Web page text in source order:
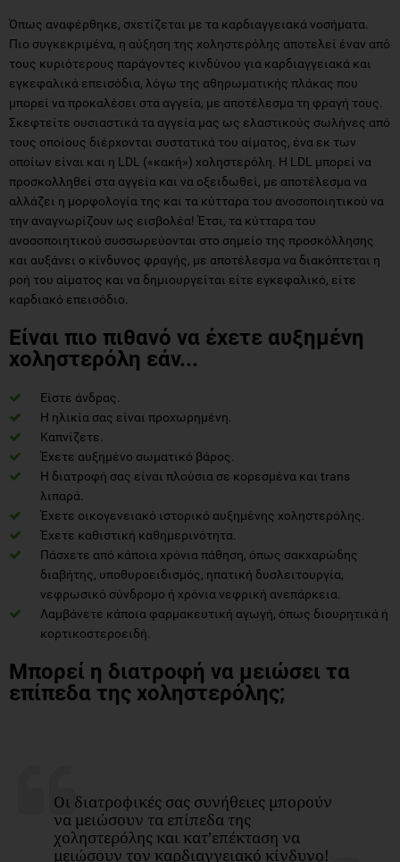
Όπως αναφέρθηκε, σχετίζεται με τα καρδιαγγειακά νοσήματα.
Πιο συγκεκριμένα, η αύξηση της χοληστερόλης αποτελεί έναν από
τους κυριότερους παράγοντες κινδύνου για καρδιαγγειακά και
εγκεφαλικά επεισόδια, λόγω της αθηρωματικής πλάκας που
μπορεί να προκαλέσει στα αγγεία, με αποτέλεσμα τη φραγή τους.
Σκεφτείτε ουσιαστικά τα αγγεία μας ως ελαστικούς σωλήνες από
τους οποίους διέρχονται συστατικά του αίματος, ένα εκ των
οποίων είναι και η LDL («κακή») χοληστερόλη. Η LDL μπορεί να
προσκολληθεί στα αγγεία και να οξειδωθεί, με αποτέλεσμα να
αλλάζει η μορφολογία της και τα κύτταρα του ανοσοποιητικού να
την αναγνωρίζουν ως εισβολέα! Έτσι, τα κύτταρα του
ανοσοποιητικού συσσωρεύονται στο σημείο της προσκόλλησης
και αυξάνει ο κίνδυνος φραγής, με αποτέλεσμα να διακόπτεται η
ροή του αίματος και να δημιουργείται είτε εγκεφαλικό, είτε
καρδιακό επεισόδιο.
Είναι πιο πιθανό να έχετε αυξημένη
χοληστερόλη εάν...
Είστε άνδρας.
Η ηλικία σας είναι προχωρημένη.
Καπνίζετε.
Έχετε αυξημένο σωματικό βάρος.
Η διατροφή σας είναι πλούσια σε κορεσμένα και trans
λιπαρά.
Έχετε οικογενειακό ιστορικό αυξημένης χοληστερόλης.
Έχετε καθιστική καθημερινότητα.
Πάσχετε από κάποια χρόνια πάθηση, όπως σακχαρώδης
διαβήτης, υποθυροειδισμός, ηπατική δυσλειτουργία,
νεφρωσικό σύνδρομο ή χρόνια νεφρική ανεπάρκεια.
Λαμβάνετε κάποια φαρμακευτική αγωγή, όπως διουρητικά ή
κορτικοστεροειδή.
Μπορεί η διατροφή να μειώσει τα
επίπεδα της χοληστερόλης;
Οι διατροφικές σας συνήθειες μπορούν
να μειώσουν τα επίπεδα της
χοληστερόλης και κατ’επέκταση να
μειώσουν τον καρδιαγγειακό κίνδυνο!